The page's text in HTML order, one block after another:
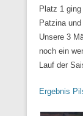
Platz 1
Patzina
Unsere 3
noch ein
Lauf der
Ergebnis